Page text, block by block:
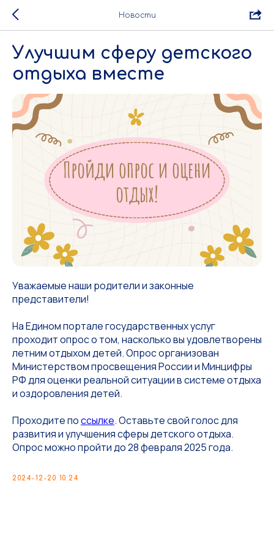
Новости
Улучшим сферу детского
отдыха вместе
Уважаемые наши родители и законные
представители!
На Едином портале государственных услуг
проходит опрос о том, насколько вы удовлетворены
летним отдыхом детей. Опрос организован
Министерством просвещения России и Минцифры
РФ для оценки реальной ситуации в системе отдыха
и оздоровления детей.
Проходите поссылке. Оставьте свой голос для
развития и улучшения сферы детского отдыха.
Опрос можно пройти до 28 февраля 2025 года.
2024-12-20 10:24